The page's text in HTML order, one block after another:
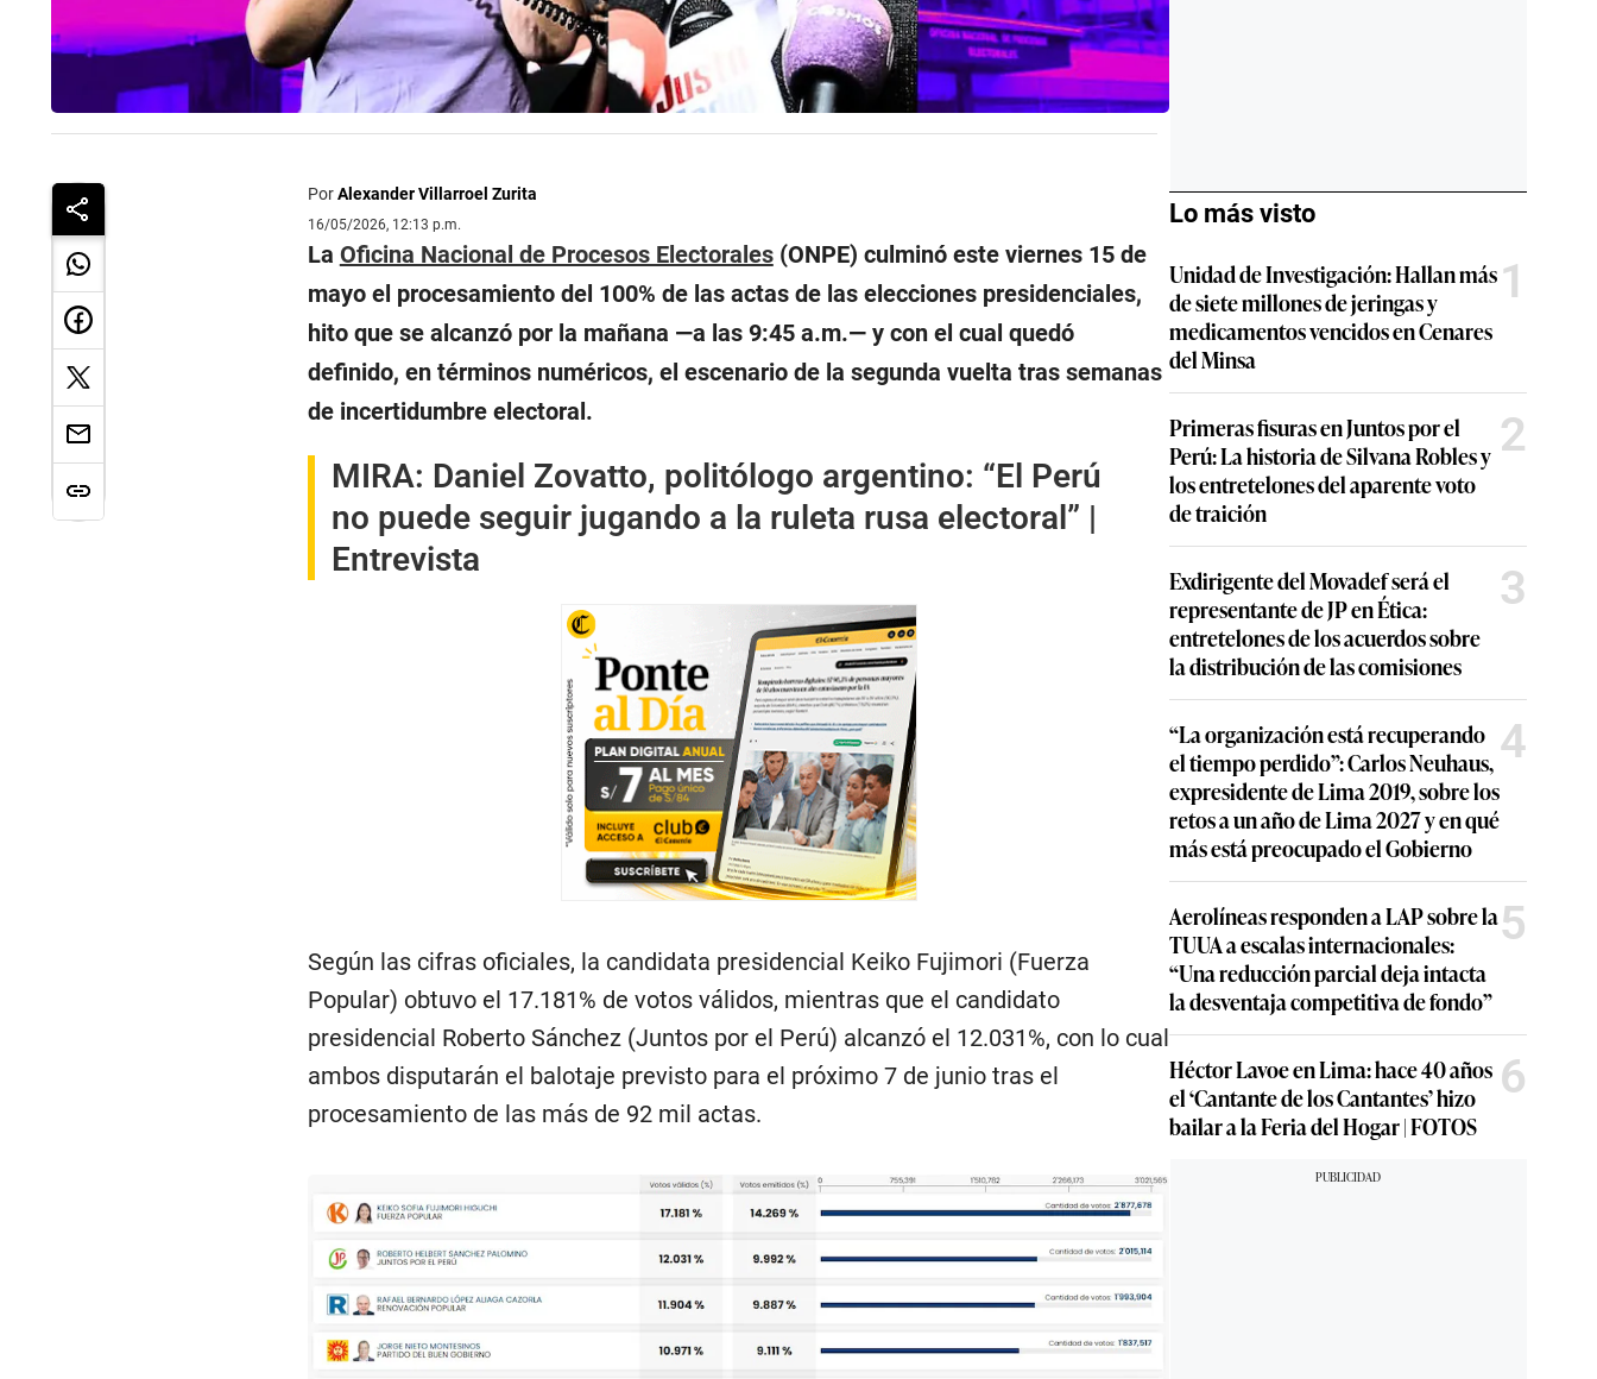
PorAlexander Villarroel Zurita
16/05/2026, 12:13 p.m.
La Oficina Nacional de Procesos Electorales(ONPE) culminó este viernes 15 de
mayo el procesamiento del 100% de las actas de las elecciones presidenciales,
hito que se alcanzó por la mañana —a las 9:45 a.m.— y con el cual quedó
definido, en términos numéricos, el escenario de la segunda vuelta tras semanas
de incertidumbre electoral.
MIRA: Daniel Zovatto, politólogo argentino: “El Perú
no puede seguir jugando a la ruleta rusa electoral” |
Entrevista
Según las cifras oficiales, la candidata presidencial Keiko Fujimori (Fuerza
Popular) obtuvo el 17.181% de votos válidos, mientras que el candidato
presidencial Roberto Sánchez (Juntos por el Perú) alcanzó el 12.031%, con lo cual
ambos disputarán el balotaje previsto para el próximo 7 de junio tras el
procesamiento de las más de 92 mil actas.
Lo más visto
Unidad de Investigación: Hallan más
de siete millones de jeringas y
medicamentos vencidos en Cenares
del Minsa
1
Primeras fisuras en Juntos por el
Perú: La historia de Silvana Robles y
los entretelones del aparente voto
de traición
2
Exdirigente del Movadef será el
representante de JP en Ética:
entretelones de los acuerdos sobre
la distribución de las comisiones
3
“La organización está recuperando
el tiempo perdido”: Carlos Neuhaus,
expresidente de Lima 2019, sobre los
retos a un año de Lima 2027 y en qué
más está preocupado el Gobierno
4
Aerolíneas responden a LAP sobre la
TUUA a escalas internacionales:
“Una reducción parcial deja intacta
la desventaja competitiva de fondo”
5
Héctor Lavoe en Lima: hace 40 años
el ‘Cantante de los Cantantes’ hizo
bailar a la Feria del Hogar | FOTOS
6